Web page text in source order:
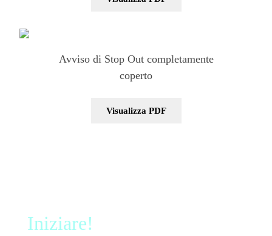
Avviso di Stop Out completamente
coperto
Visualizza PDF
Iniziare!